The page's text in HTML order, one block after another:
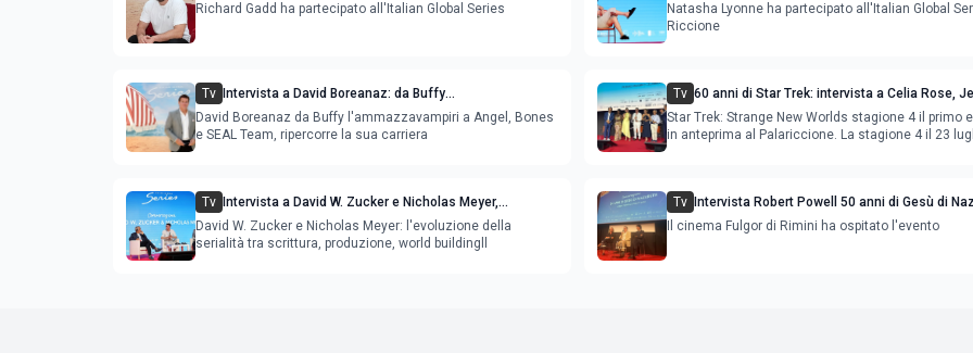
Richard Gadd ha partecipato all'Italian Global Series
Natasha Lyonne ha partecipato all'Italian Global
Riccione
Tv
Intervista a David Boreanaz: da Buffy
l'ammazzavampiri a Angel, Bones e SEAL Team
David Boreanaz da Buffy l'ammazzavampiri a Angel, Bones
e SEAL Team, ripercorre la sua carriera
Tv 60 anni di Star Trek: intervista a Celia Rose,
Rebecca Romijn, Anson Mount
Star Trek: Strange New Worlds stagione 4 il primo
in anteprima al Palariccione. La stagione 4 il 23
Tv
Intervista a David W. Zucker e Nicholas Meyer,
l'evoluzione della serialità internazionale
David W. Zucker e Nicholas Meyer: l'evoluzione della
serialità tra scrittura, produzione, world buildingll
Tv
Intervista Robert Powell 50 anni di Gesù di
l'attore incontra il pubblico
Il cinema Fulgor di Rimini ha ospitato l'evento